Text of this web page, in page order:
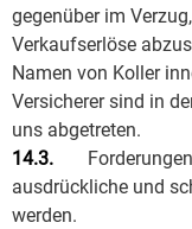
gegenüber im
Verkaufserlöse
Namen von Koller
Versicherer sind in
uns abgetreten.
14.3.
ausdrückliche und
werden.